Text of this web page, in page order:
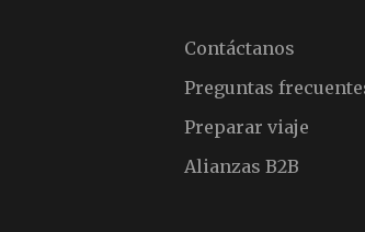
Contáctanos
Preguntas
Preparar viaje
Alianzas B2B